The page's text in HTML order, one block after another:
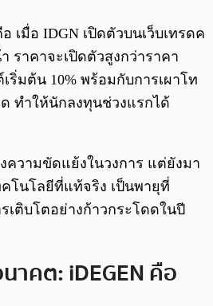
เมื่อ IDGN เปิดตัวบนเว็บเทรดค
ราคาจะเปิดตัวสูงกว่าราคา
ริ่มต้น 10% พร้อมกับการเผาโท
ทำให้นักลงทุนช่วงแรกได้
ความขัดแย้งในวงการ แต่ยังมา
โนโลยีที่แท้จริง เป็นพายุที่
ติบโตอย่างก้าวกระโดดในปี
าคต: iDEGEN คือ